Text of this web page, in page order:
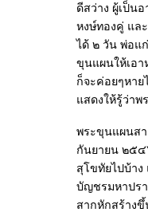
ดีสว่าง ผู้เป็น
หงษ์ทองคู่ แล
ได้ ๒ วัน พ่อแ
ขุนแผนให้เอา
ก็จะค่อยๆหาย
แสดงให้รู้ว่า
พระขุนแผนสา
กันยายน ๒๕๔
สุโขทัยไปบ้าง
บัญชรมหาปร
สากหักสร้าง